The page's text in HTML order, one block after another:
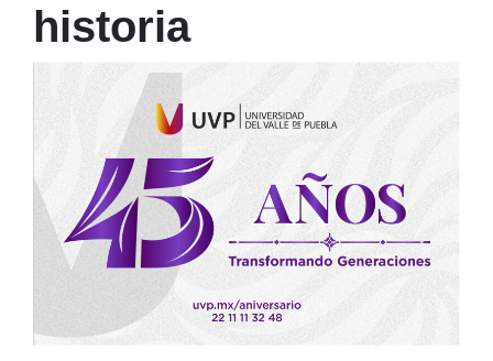
historia